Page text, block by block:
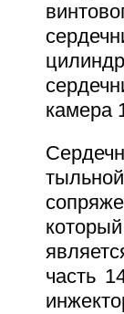
камера
часть